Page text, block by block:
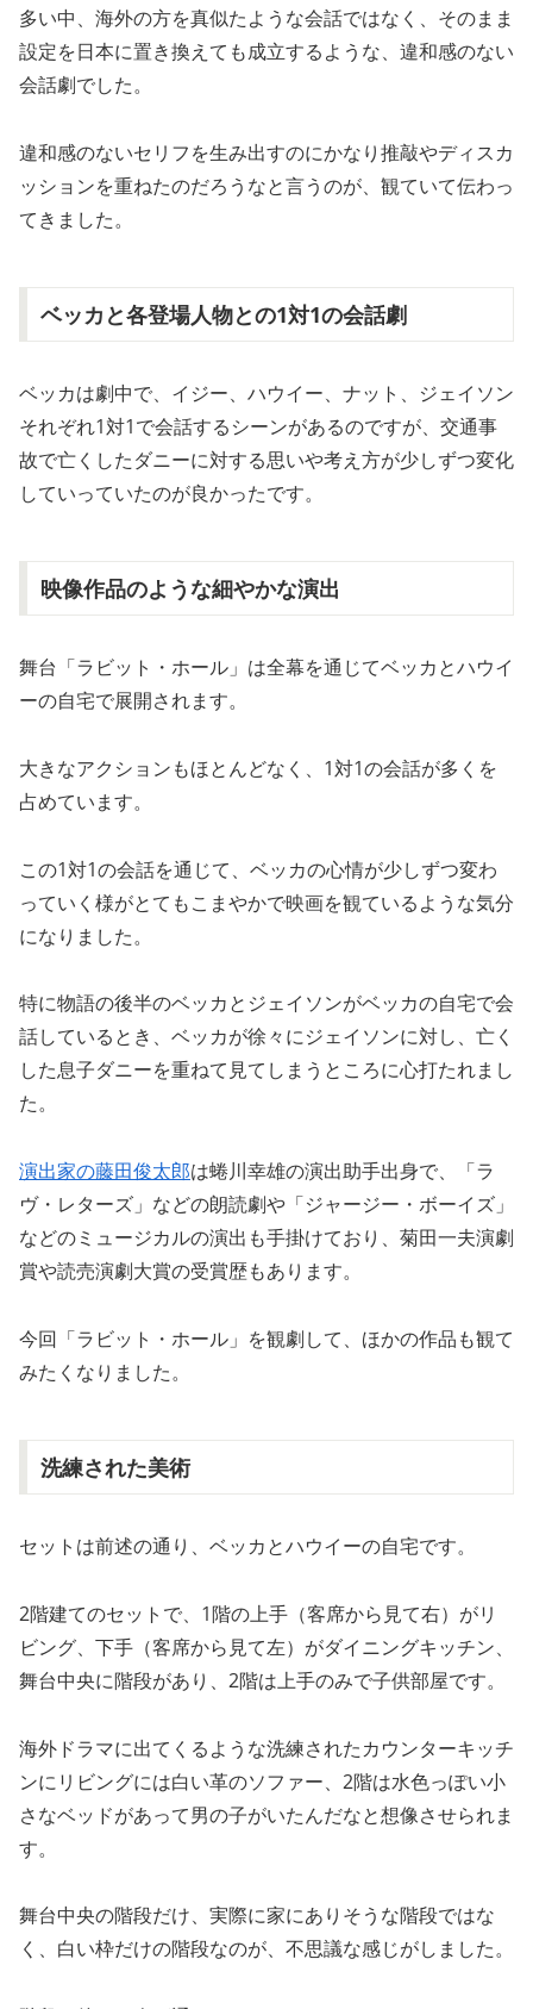
多い中、海外の方を真似たような会話ではなく、そのまま
設定を日本に置き換えても成立するような、違和感のない
会話劇でした。
違和感のないセリフを生み出すのにかなり推敲やディスカ
ッションを重ねたのだろうなと言うのが、観ていて伝わっ
てきました。
ベッカと各登場人物との1対1の会話劇
ベッカは劇中で、イジー、ハウイー、ナット、ジェイソン
それぞれ1対1で会話するシーンがあるのですが、交通事
故で亡くしたダニーに対する思いや考え方が少しずつ変化
していっていたのが良かったです。
映像作品のような細やかな演出
舞台「ラビット・ホール」は全幕を通じてベッカとハウイ
ーの自宅で展開されます。
大きなアクションもほとんどなく、1対1の会話が多くを
占めています。
この1対1の会話を通じて、ベッカの心情が少しずつ変わ
っていく様がとてもこまやかで映画を観ているような気分
になりました。
特に物語の後半のベッカとジェイソンがベッカの自宅で会
話しているとき、ベッカが徐々にジェイソンに対し、亡く
した息子ダニーを重ねて見てしまうところに心打たれまし
た。
演出家の藤田俊太郎は蜷川幸雄の演出助手出身で、「ラ
ヴ・レターズ」などの朗読劇や「ジャージー・ボーイズ」
などのミュージカルの演出も手掛けており、菊田一夫演劇
賞や読売演劇大賞の受賞歴もあります。
今回「ラビット・ホール」を観劇して、ほかの作品も観て
みたくなりました。
洗練された美術
セットは前述の通り、ベッカとハウイーの自宅です。
2階建てのセットで、1階の上手（客席から見て右）がリ
ビング、下手（客席から見て左）がダイニングキッチン、
舞台中央に階段があり、2階は上手のみで子供部屋です。
海外ドラマに出てくるような洗練されたカウンターキッチ
ンにリビングには白い革のソファー、2階は水色っぽい小
さなベッドがあって男の子がいたんだなと想像させられま
す。
舞台中央の階段だけ、実際に家にありそうな階段ではな
く、白い枠だけの階段なのが、不思議な感じがしました。